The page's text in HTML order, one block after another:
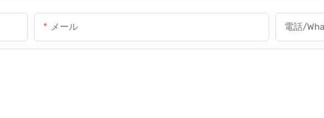
メール 電話/